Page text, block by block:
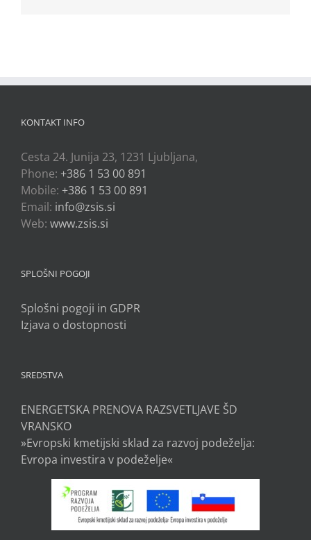
KONTAKT INFO
Cesta 24. Junija 23, 1231 Ljubljana,
Phone: +386 1 53 00 891
Mobile: +386 1 53 00 891
Email: info@zsis.si
Web: www.zsis.si
SPLOŠNI POGOJI
Splošni pogoji in GDPR
Izjava o dostopnosti
SREDSTVA
ENERGETSKA PRENOVA RAZSVETLJAVE ŠD
VRANSKO
»Evropski kmetijski sklad za razvoj podeželja:
Evropa investira v podeželje«